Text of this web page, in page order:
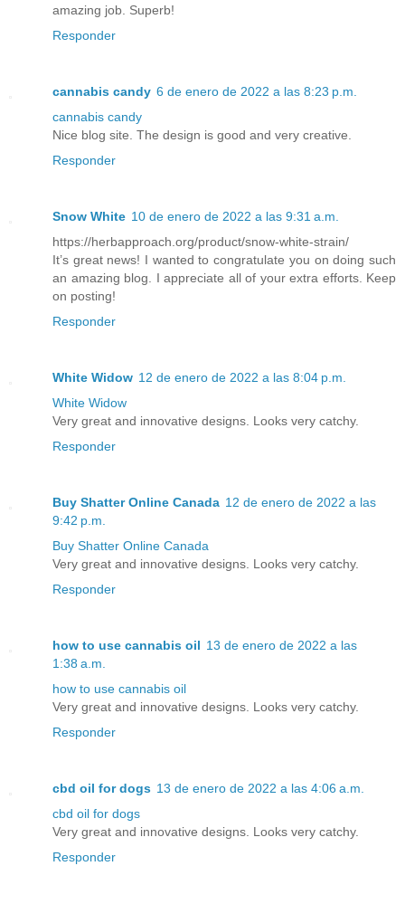
amazing job. Superb!
Responder
cannabis candy 6 de enero de 2022 a las 8:23 p.m.
cannabis candy
Nice blog site. The design is good and very creative.
Responder
Snow White 10 de enero de 2022 a las 9:31 a.m.
https://herbapproach.org/product/snow-white-strain/
It’s great news! I wanted to congratulate you on doing such
an amazing blog. I appreciate all of your extra efforts. Keep
on posting!
Responder
White Widow 12 de enero de 2022 a las 8:04 p.m.
White Widow
Very great and innovative designs. Looks very catchy.
Responder
Buy Shatter Online Canada 12 de enero de 2022 a las
9:42 p.m.
Buy Shatter Online Canada
Very great and innovative designs. Looks very catchy.
Responder
how to use cannabis oil 13 de enero de 2022 a las
1:38 a.m.
how to use cannabis oil
Very great and innovative designs. Looks very catchy.
Responder
cbd oil for dogs 13 de enero de 2022 a las 4:06 a.m.
cbd oil for dogs
Very great and innovative designs. Looks very catchy.
Responder